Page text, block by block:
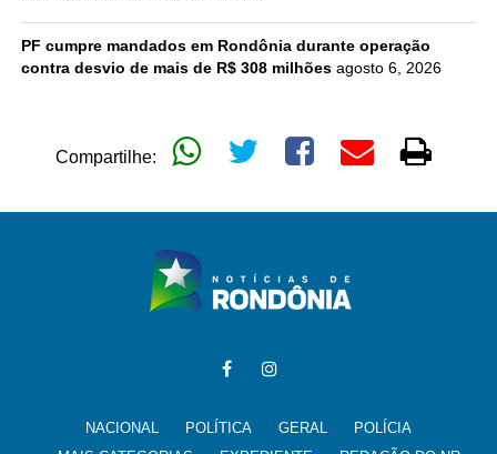
PF cumpre mandados em Rondônia durante operação
contra desvio de mais de R$ 308 milhões agosto 6, 2026
Compartilhe:
NACIONAL POLÍTICA GERAL
POLÍCIA